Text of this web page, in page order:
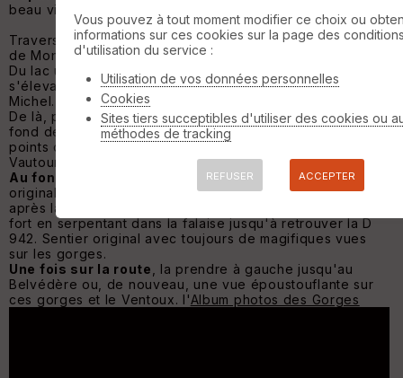
beau village. (
Traverser la D942 pour prendre la route qui mène au lac
de Monieux.
Du lac un sentier part en suivant la Nesque tout en
s'élevant jusqu'à un poteau indiquant la chapelle St
Michel.
De là, prendre un sentier qui descend fortement jusqu'au
fond des gorges de la Nesque avec de magnifiques
points de vue sur les gorges et parfois voir quelques
Vautours percnoptères.
Au fond des gorges
, se diriger vers la droite sur la très
originale chapelle St Michel (album photos
). Continuer
après la chapelle sur un sentier balisé de jaune qui monte
fort en serpentant dans la falaise jusqu'à retrouver la D
942. Sentier original avec toujours de magifiques vues
sur les gorges.
Une fois sur la route
, la prendre à gauche jusqu'au
Belvédère ou, de nouveau, une vue époustouflante sur
ces gorges et le Ventoux. l'Album photos des Gorges
Vous pouvez à tout moment modifier ce choix ou
informations sur ces cookies sur la page des
d'utilisation du service :
Utilisation de vos données personnelles
Cookies
Sites tiers succeptibles d'utiliser des cookies ou
méthodes de tracking
REFUSER ACCEPTER